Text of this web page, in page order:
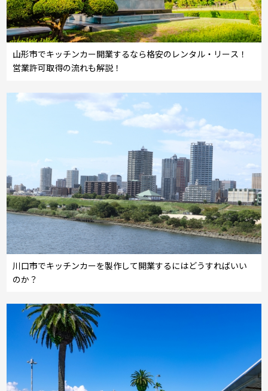
山形市でキッチンカー開業するなら格安のレンタル・リース！
営業許可取得の流れも解説！
川口市でキッチンカーを製作して開業するにはどうすればいい
のか？